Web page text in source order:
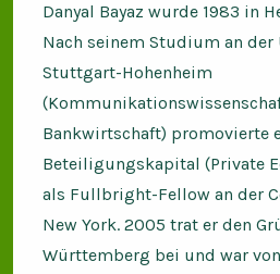
Danyal Bayaz wurde 1983 in
Nach seinem Studium an der
Stuttgart-Hohenheim
Bankwirtschaft) promovierte
Beteiligungskapital (Private
als Fullbright-Fellow an der
New York. 2005 trat er den
Württemberg bei und war